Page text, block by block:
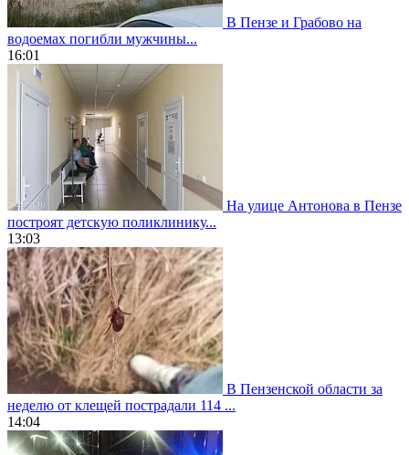
В Пензе и Грабово на
водоемах погибли мужчины...
16:01
На улице Антонова в Пензе
построят детскую поликлинику...
13:03
В Пензенской области за
неделю от клещей пострадали 114 ...
14:04